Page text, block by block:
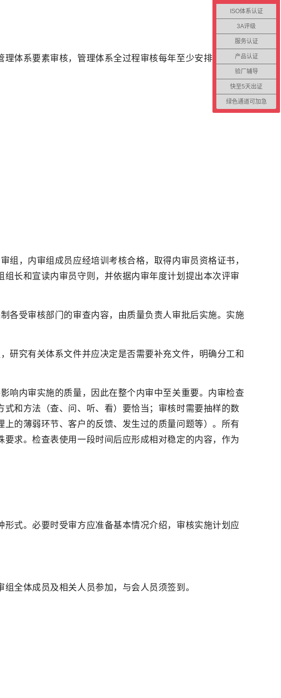
体系要素审核，管理体系全过程审核每年至少安排一次，
组，内审组成员应经培训考核合格，取得内审员资格证书，
长和宣读内审员守则，并依据内审年度计划提出本次评审
各受审核部门的审查内容，由质量负责人审批后实施。实施
研究有关体系文件并应决定是否需要补充文件，明确分工和
响内审实施的质量，因此在整个内审中至关重要。内审检查
和方法（查、问、听、看）要恰当；审核时需要抽样的数
的薄弱环节、客户的反馈、发生过的质量问题等）。所有
求。检查表使用一段时间后应形成相对稳定的内容，作为
式。必要时受审方应准备基本情况介绍，审核实施计划应
全体成员及相关人员参加，与会人员须签到。
ISO体系认证
3A评级
服务认证
产品认证
验厂辅导
快至5天出证
绿色通道可加急